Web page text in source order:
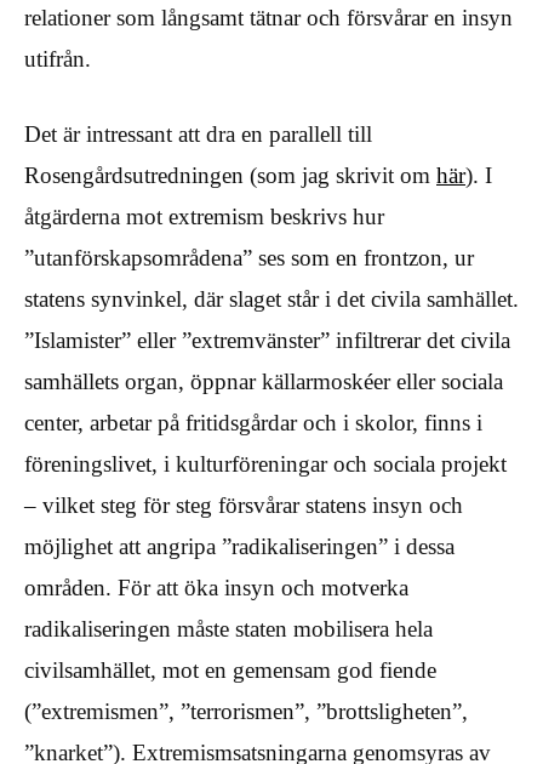
relationer som långsamt tätnar och försvårar en insyn
utifrån.
Det är intressant att dra en parallell till
Rosengårdsutredningen (som jag skrivit om här). I
åtgärderna mot extremism beskrivs hur
”utanförskapsområdena” ses som en frontzon, ur
statens synvinkel, där slaget står i det civila samhället.
”Islamister” eller ”extremvänster” infiltrerar det civila
samhällets organ, öppnar källarmoskéer eller sociala
center, arbetar på fritidsgårdar och i skolor, finns i
föreningslivet, i kulturföreningar och sociala projekt
– vilket steg för steg försvårar statens insyn och
möjlighet att angripa ”radikaliseringen” i dessa
områden. För att öka insyn och motverka
radikaliseringen måste staten mobilisera hela
civilsamhället, mot en gemensam god fiende
(”extremismen”, ”terrorismen”, ”brottsligheten”,
”knarket”). Extremismsatsningarna genomsyras av